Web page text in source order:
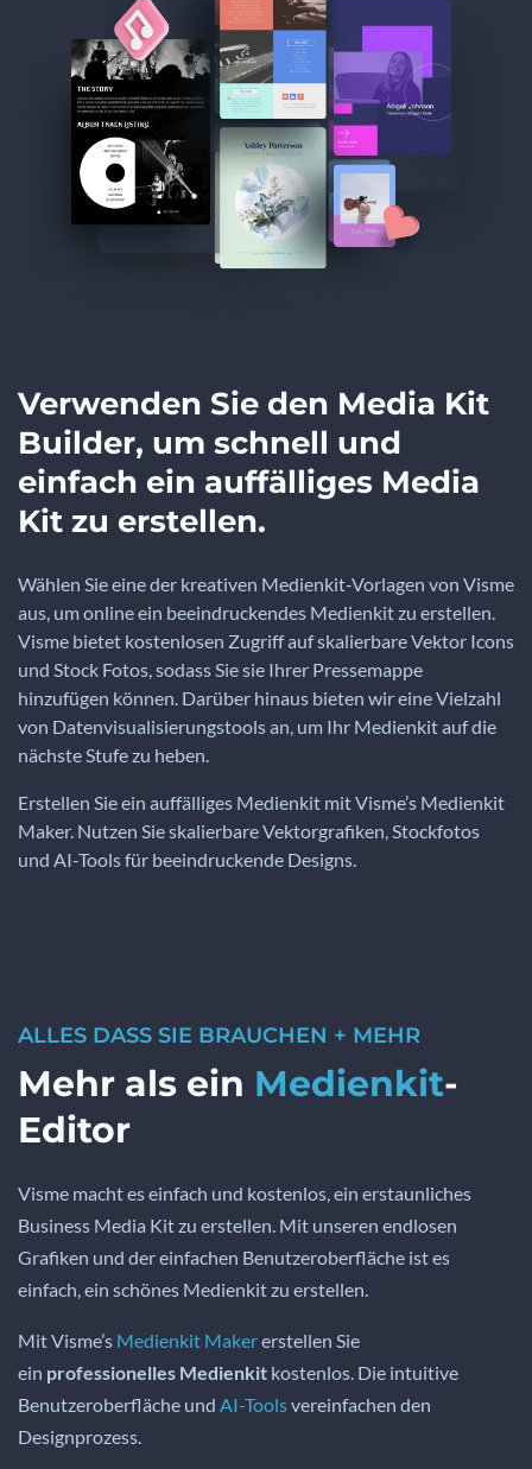
Verwenden Sie den Media Kit
Builder, um schnell und
einfach ein auffälliges Media
Kit zu erstellen.
Wählen Sie eine der kreativen Medienkit-Vorlagen von Visme
aus, um online ein beeindruckendes Medienkit zu erstellen.
Visme bietet kostenlosen Zugriff auf skalierbare Vektor Icons
und Stock Fotos, sodass Sie sie Ihrer Pressemappe
hinzufügen können. Darüber hinaus bieten wir eine Vielzahl
von Datenvisualisierungstools an, um Ihr Medienkit auf die
nächste Stufe zu heben.
Erstellen Sie ein auffälliges Medienkit mit Visme’s Medienkit
Maker. Nutzen Sie skalierbare Vektorgrafiken, Stockfotos
und AI-Tools für beeindruckende Designs.
ALLES DASS SIE BRAUCHEN + MEHR
Mehr als ein Medienkit-
Editor
Visme macht es einfach und kostenlos, ein erstaunliches
Business Media Kit zu erstellen. Mit unseren endlosen
Grafiken und der einfachen Benutzeroberfläche ist es
einfach, ein schönes Medienkit zu erstellen.
Mit Visme’s Medienkit Makererstellen Sie
ein professionelles Medienkit kostenlos. Die intuitive
Benutzeroberfläche und AI-Toolsvereinfachen den
Designprozess.